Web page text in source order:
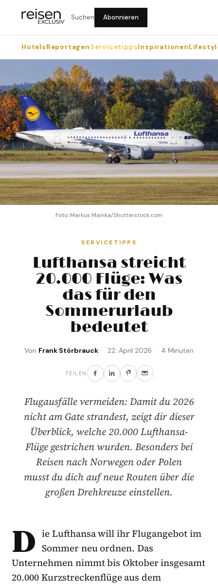
Suchen Abonnieren
HotelsReportagenServicetippsInspirationen
Foto: Markus Mainka/Shutterstock.com
SERVICETIPPS
Lufthansa streicht
20.000 Flüge: Was
das für den
Sommerurlaub
bedeutet
Von Frank Störbrauck · 22. April 2026 · 4 Minuten
TEILEN
Flugausfälle vermeiden: Damit du 2026
nicht am Gate strandest, zeigt dir dieser
Überblick, welche 20.000 Lufthansa-
Flüge gestrichen wurden. Besonders bei
Reisen nach Norwegen oder Polen
musst du dich auf neue Routen über die
großen Drehkreuze einstellen.
D ie Lufthansa will ihr Flugangebot im
Sommer neu ordnen. Das
Unternehmen nimmt bis Oktober insgesamt
20.000 Kurzstreckenflüge aus dem